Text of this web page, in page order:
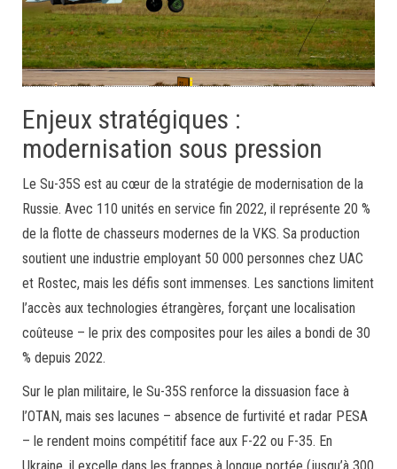
Enjeux stratégiques :
modernisation sous pression
Le Su-35S est au cœur de la stratégie de modernisation de la
Russie. Avec 110 unités en service fin 2022, il représente 20 %
de la flotte de chasseurs modernes de la VKS. Sa production
soutient une industrie employant 50 000 personnes chez UAC
et Rostec, mais les défis sont immenses. Les sanctions limitent
l’accès aux technologies étrangères, forçant une localisation
coûteuse – le prix des composites pour les ailes a bondi de 30
% depuis 2022.
Sur le plan militaire, le Su-35S renforce la dissuasion face à
l’OTAN, mais ses lacunes – absence de furtivité et radar PESA
– le rendent moins compétitif face aux F-22 ou F-35. En